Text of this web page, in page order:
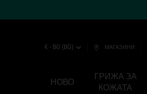
€ - BG (BG) МАГАЗИНИ
НОВО
ГРИЖА ЗА
КОЖАТА